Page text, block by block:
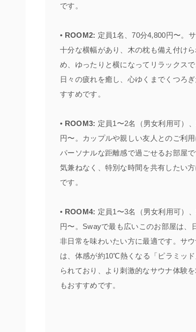
です。
• ROOM2: 定員1名、70分4,800円〜。
十分な横幅があり、木の枕も備え付け
め、ゆったりと横になってリラックスで
日々の疲れを癒し、心ゆくまでくつろ
すすめです。
• ROOM3: 定員1〜2名（男女利用可）
円〜。カップルや親しい友人とのご利用
パーソナルな距離感で過ごせるお部屋
気兼ねなく、特別な時間を共有したい
です。
• ROOM4: 定員1〜3名（男女利用可）
円〜。Swayで最も広いこのお部屋は、
非日常を味わいたい方に最適です。サ
は、体感が約10℃熱くなる「ピラミッ
られており、より刺激的なサウナ体験
もおすすめです。